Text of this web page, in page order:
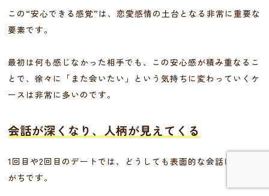
この“安心できる感覚”は、恋愛感情の土台となる非常に重要な
要素です。
最初は何も感じなかった相手でも、この安心感が積み重なるこ
とで、徐々に「また会いたい」という気持ちに変わっていくケ
ースは非常に多いのです。
会話が深くなり、人柄が見えてくる
1回目や2回目のデートでは、どうしても表面的な会話に終始し
がちです。